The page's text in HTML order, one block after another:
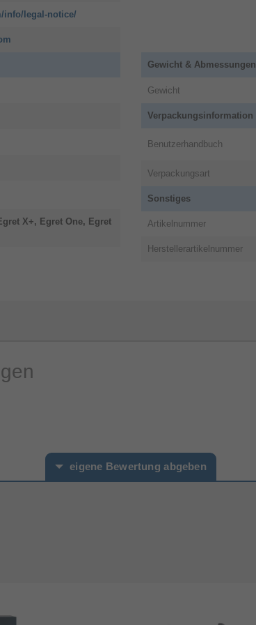
info/legal-notice/
X+, Egret One, Egret
Gewicht & Abmessungen
Gewicht
Verpackungsinformation
Benutzerhandbuch
Verpackungsart
Sonstiges
Artikelnummer
Herstellerartikelnummer
eigene Bewertung abgeben